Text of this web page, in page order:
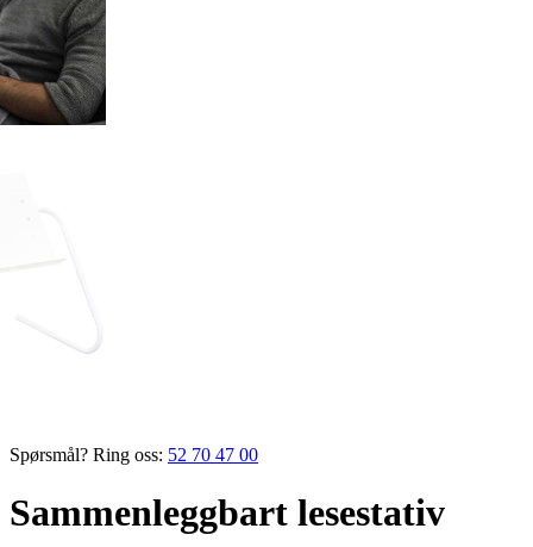
Spørsmål? Ring oss: 52 70 47 00
Sammenleggbart lesestativ